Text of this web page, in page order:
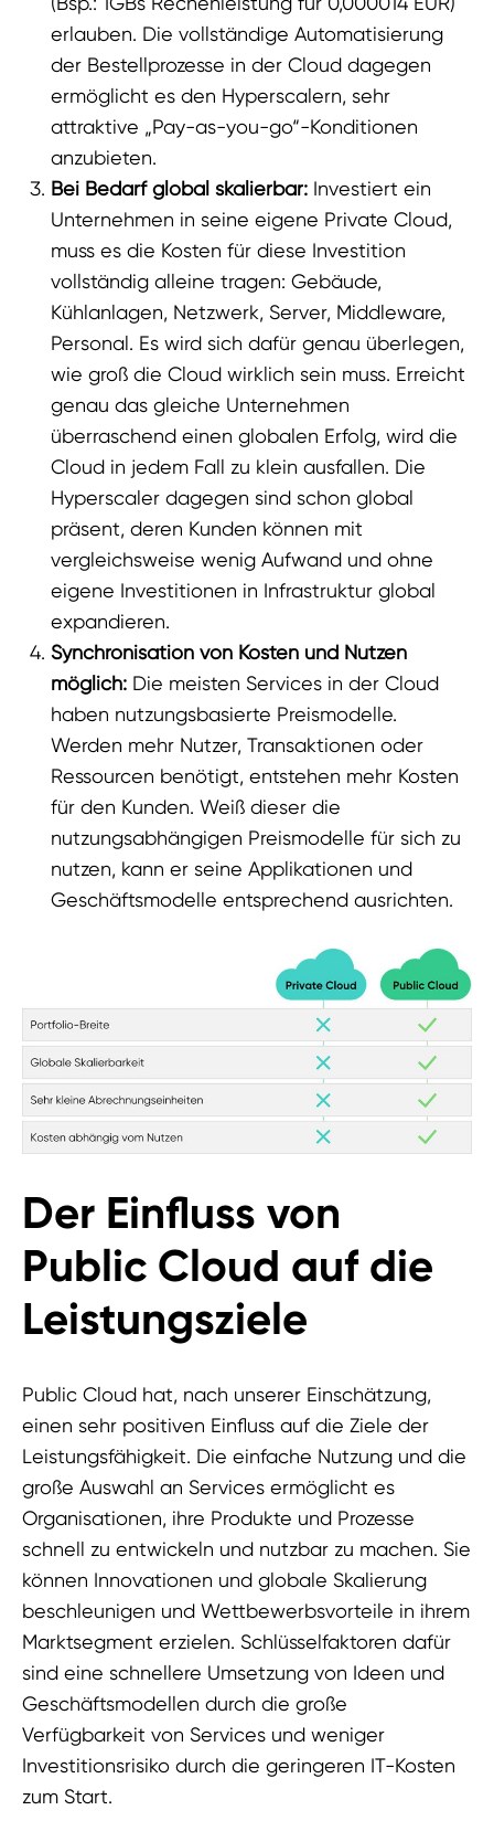
erlauben. Die vollständige Automatisierung
der Bestellprozesse in der Cloud dagegen
ermöglicht es den Hyperscalern, sehr
attraktive „Pay-as-you-go“-Konditionen
anzubieten.
Bei Bedarf global skalierbar:Investiert ein
Unternehmen in seine eigene Private Cloud,
muss es die Kosten für diese Investition
vollständig alleine tragen: Gebäude,
Kühlanlagen, Netzwerk, Server, Middleware,
Personal. Es wird sich dafür genau überlegen,
wie groß die Cloud wirklich sein muss. Erreicht
genau das gleiche Unternehmen
überraschend einen globalen Erfolg, wird die
Cloud in jedem Fall zu klein ausfallen. Die
Hyperscaler dagegen sind schon global
präsent, deren Kunden können mit
vergleichsweise wenig Aufwand und ohne
eigene Investitionen in Infrastruktur global
expandieren.
Synchronisation von Kosten und Nutzen
möglich:Die meisten Services in der Cloud
haben nutzungsbasierte Preismodelle.
Werden mehr Nutzer, Transaktionen oder
Ressourcen benötigt, entstehen mehr Kosten
für den Kunden. Weiß dieser die
nutzungsabhängigen Preismodelle für sich zu
nutzen, kann er seine Applikationen und
Geschäftsmodelle entsprechend ausrichten.
Der Einfluss von
Public Cloud auf die
Leistungsziele
Public Cloud hat, nach unserer Einschätzung,
einen sehr positiven Einfluss auf die Ziele der
Leistungsfähigkeit. Die einfache Nutzung und die
große Auswahl an Services ermöglicht es
Organisationen, ihre Produkte und Prozesse
schnell zu entwickeln und nutzbar zu machen. Sie
können Innovationen und globale Skalierung
beschleunigen und Wettbewerbsvorteile in ihrem
Marktsegment erzielen. Schlüsselfaktoren dafür
sind eine schnellere Umsetzung von Ideen und
Geschäftsmodellen durch die große
Verfügbarkeit von Services und weniger
Investitionsrisiko durch die geringeren IT-Kosten
zum Start.